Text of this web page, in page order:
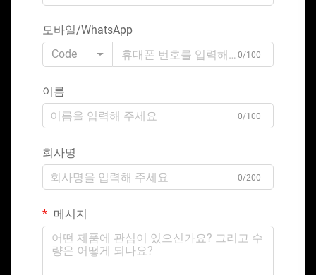
모바일/WhatsApp
Code
0/100
이름
0/100
회사명
0/200
메시지